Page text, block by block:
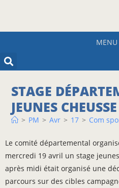
MENU
STAGE
JEUNES CHEUSSE
> PM > Avr > 17 > Com
Le comité départemental
mercredi 19 avril un stage
après midi était organisé une
parcours sur des cibles